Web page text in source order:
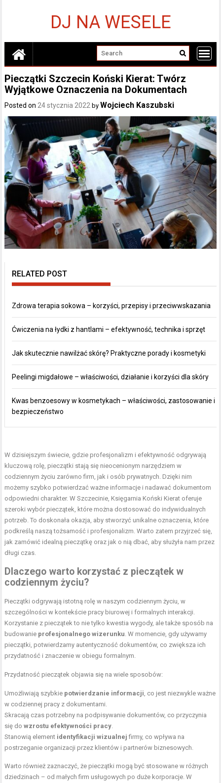
DJ NA WESELE
Pieczątki Szczecin Koński Kierat: Twórz
Wyjątkowe Oznaczenia na Dokumentach
Posted on 24 stycznia 2022 by Wojciech Kaszubski
RELATED POST
Zdrowa terapia sokowa – korzyści, przepisy i przeciwwskazania
Ćwiczenia na łydki z hantlami – efektywność, technika i sprzęt
Jak skutecznie nawilżać skórę? Praktyczne porady i kosmetyki
Peelingi migdałowe – właściwości, działanie i korzyści dla skóry
Kwas benzoesowy w kosmetykach – właściwości, zastosowanie i
bezpieczeństwo
W dzisiejszym świecie, gdzie profesjonalizm i efektywność odgrywają
kluczową rolę, pieczątki stają się nieocenionym narzędziem w
codziennym życiu zarówno firm, jak i osób prywatnych. Dzięki nim
możemy szybko potwierdzać ważne informacje i nadawać dokumentom
odpowiedni charakter. W Szczecinie, Księgarnia Koński Kierat oferuje
szeroki wybór pieczątek, które można dostosować do indywidualnych
potrzeb. To doskonała okazja, aby stworzyć unikalne oznaczenia, które
podkreślą naszą tożsamość i profesjonalizm. Warto zatem przyjrzeć się,
jak zamówić idealną pieczątkę oraz jak o nią dbać, aby służyła nam przez
długi czas.
Dlaczego warto korzystać z pieczątek w
codziennym życiu?
Pieczątki odgrywają istotną rolę w naszym codziennym życiu, w
szczególności w kontekście pracy biurowej i formalnych interakcji.
Korzystanie z pieczątek to nie tylko kwestia wygody, ale także sposób na
budowanie profesjonalnego wizerunku . W momencie, gdy używamy
pieczątki, potwierdzamy autentyczność dokumentów, co zwiększa ich
przydatność i znaczenie w obiegu formalnym.
Przydatność pieczątek objawia się na wiele sposobów:
Umożliwiają szybkie potwierdzanie informacji , co jest niezwykle ważne
w codziennej pracy z dokumentami.
Skracają czas potrzebny na podpisywanie dokumentów, co przyczynia
się dowzrostu efektywności pracy
Stanowią element identyfikacji wizualnej firmy, co wpływa na
postrzeganie organizacji przez klientów i partnerów biznesowych.
Warto również zaznaczyć, że pieczątki mogą być stosowane w różnych
dziedzinach – od małych firm usługowych po duże korporacje. W